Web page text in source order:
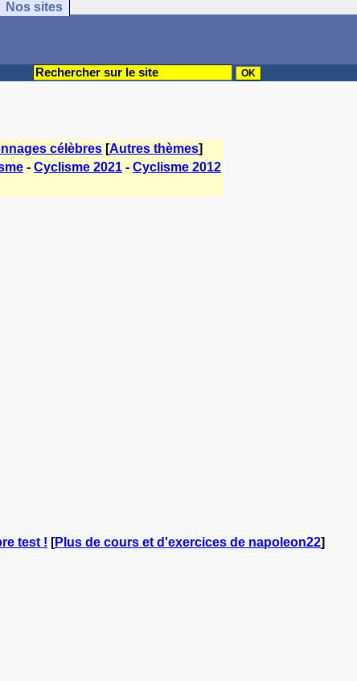
Nos sites
célèbres [Autres thèmes]
- Cyclisme 2021 - Cyclisme 2012
test ! [Plus de cours et d'exercices de napoleon22]